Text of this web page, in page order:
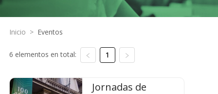
Inicio > Eventos
6 elementos en total: 1
Jornadas de